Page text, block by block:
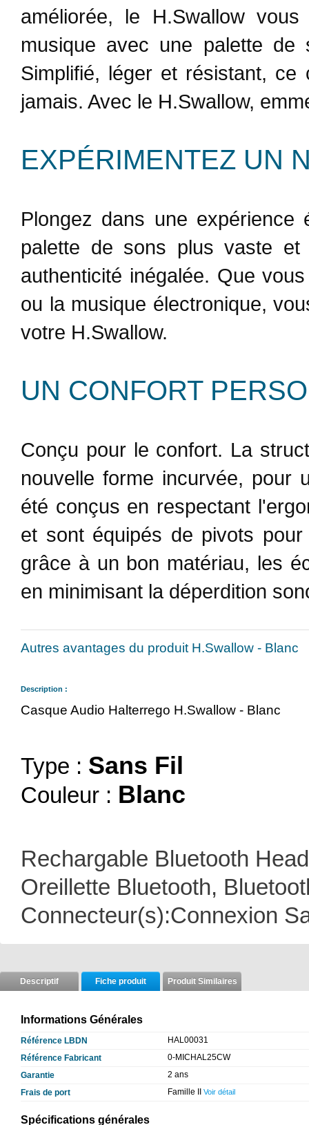
améliorée, le H.Swallow
musique avec une palette
Simplifié, léger et résistant,
jamais. Avec le H.Swallow,
EXPÉRIMENTEZ UN
Plongez dans une expérience
palette de sons plus vaste
authenticité inégalée. Que
ou la musique électronique,
votre H.Swallow.
UN CONFORT
Conçu pour le confort. La
nouvelle forme incurvée, pour
été conçus en respectant
et sont équipés de pivots
grâce à un bon matériau, les
en minimisant la déperdition
Autres avantages du produit H.Swallow - Blanc
Description :
Casque Audio Halterrego H.Swallow - Blanc
Type : Sans Fil
Couleur : Blanc
Rechargable Bluetooth
Oreillette Bluetooth,
Connecteur(s):Connexion
Descriptif Fiche produit Produit Similaires
Informations Générales
Référence LBDN
HAL00031
Référence Fabricant
0-MICHAL25CW
Garantie
2 ans
Frais de port
Famille II Voir détail
Spécifications générales